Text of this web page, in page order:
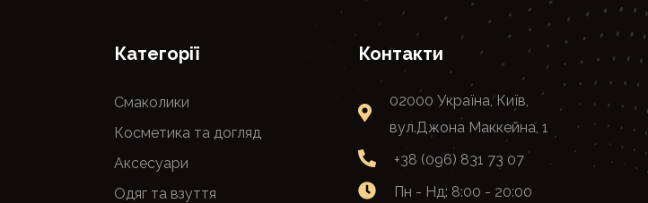
Категорії
Смаколики
Косметика та догляд
Аксесуари
Одяг та взуття
Контакти
02000 Україна, Київ,
вул.Джона Маккейна, 1
+38 (096) 831 73 07
Пн - Нд: 8:00 - 20:00